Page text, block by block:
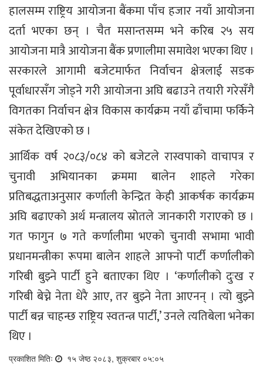
हालसम्म राष्ट्रिय आयोजना बैंकमा पाँच हजार नयाँ आयोजना
दर्ता भएका छन् । चैत मसान्तसम्म भने करिब २५ सय
आयोजना मात्रै आयोजना बैंक प्रणालीमा समावेश भएका थिए ।
सरकारले आगामी बजेटमार्फत निर्वाचन क्षेत्रलाई सडक
पूर्वाधारसँग जोड्ने गरी आयोजना अघि बढाउने तयारी गरेसँगै
विगतका निर्वाचन क्षेत्र विकास कार्यक्रम नयाँ ढाँचामा फर्किने
संकेत देखिएको छ ।
आर्थिक वर्ष २०८३/०८४ को बजेटले रास्वपाको वाचापत्र र
चुनावी अभियानका क्रममा बालेन शाहले गरेका
प्रतिबद्धताअनुसार कर्णाली केन्द्रित केही आकर्षक कार्यक्रम
अघि बढाएको अर्थ मन्त्रालय स्रोतले जानकारी गराएको छ ।
गत फागुन ७ गते कर्णालीमा भएको चुनावी सभामा भावी
प्रधानमन्त्रीका रूपमा बालेन शाहले आफ्नो पार्टी कर्णालीको
गरिबी बुझ्ने पार्टी हुने बताएका थिए । ‘कर्णालीको दुःख र
गरिबी बेच्ने नेता धेरै आए, तर बुझ्ने नेता आएनन् । त्यो बुझ्ने
पार्टी बन्न चाहन्छ राष्ट्रिय स्वतन्त्र पार्टी,’ उनले त्यतिबेला भनेका
थिए ।
प्रकाशित मितिः १५ जेष्ठ २०८३, शुक्रबार ०५:०५